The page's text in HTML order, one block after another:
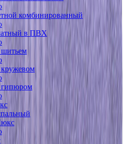
комбинированный
в ПВХ
шитьем
кружевом
гипюром